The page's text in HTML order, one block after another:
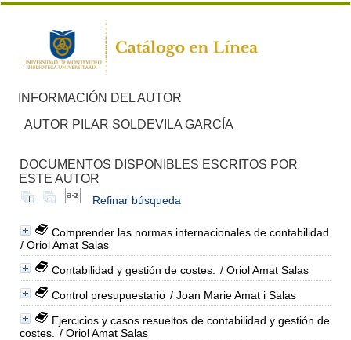
INFORMACIÓN DEL AUTOR
AUTOR PILAR SOLDEVILA GARCÍA
DOCUMENTOS DISPONIBLES ESCRITOS POR
ESTE AUTOR
Refinar búsqueda
Comprender las normas internacionales de contabilidad
/ Oriol Amat Salas
Contabilidad y gestión de costes.
/ Oriol Amat Salas
Control presupuestario / Joan Marie Amat i Salas
Ejercicios y casos resueltos de contabilidad y gestión de
costes.
/ Oriol Amat Salas